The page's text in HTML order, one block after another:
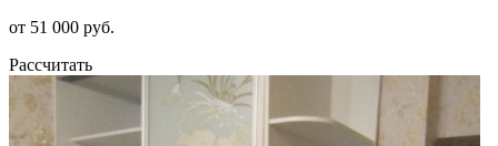
от 51 000 руб.
Рассчитать